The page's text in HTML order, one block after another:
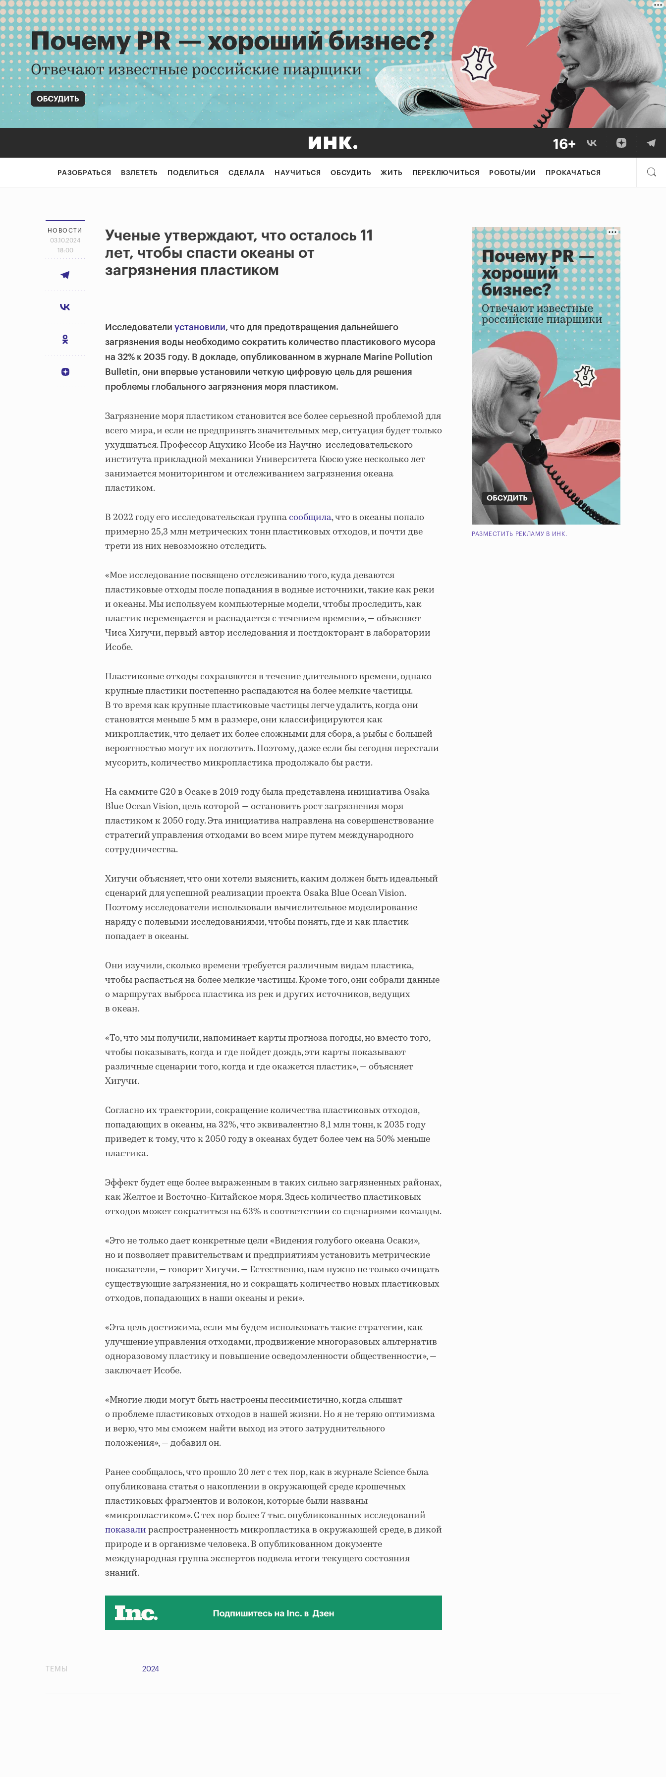
РАЗОБРАТЬСЯ ВЗЛЕТЕТЬ ПОДЕЛИТЬСЯ СДЕЛАЛА НАУЧИТЬСЯ ОБСУДИТЬ ЖИТЬ ПЕРЕКЛЮЧИТЬСЯ РОБОТЫ/ИИ ПРОКАЧАТЬСЯ
НОВОСТИ
03.10.2024
18:00
Ученые утверждают, что осталось 11
лет, чтобы спасти океаны от
загрязнения пластиком
Исследователи установили, что для предотвращения дальнейшего
загрязнения воды необходимо сократить количество пластикового мусора
на 32% к 2035 году. В докладе, опубликованном в журнале Marine Pollution
Bulletin, они впервые установили четкую цифровую цель для решения
проблемы глобального загрязнения моря пластиком.
Загрязнение моря пластиком становится все более серьезной проблемой для
всего мира, и если не предпринять значительных мер, ситуация будет только
ухудшаться. Профессор Ацухико Исобе из Научно-исследовательского
института прикладной механики Университета Кюсю уже несколько лет
занимается мониторингом и отслеживанием загрязнения океана
пластиком.
В 2022 году его исследовательская группасообщила, что в океаны попало
примерно 25,3 млн метрических тонн пластиковых отходов, и почти две
трети из них невозможно отследить.
«Мое исследование посвящено отслеживанию того, куда деваются
пластиковые отходы после попадания в водные источники, такие как реки
и океаны. Мы используем компьютерные модели, чтобы проследить, как
пластик перемещается и распадается с течением времени», — объясняет
Чиса Хигучи, первый автор исследования и постдокторант в лаборатории
Исобе.
Пластиковые отходы сохраняются в течение длительного времени, однако
крупные пластики постепенно распадаются на более мелкие частицы.
В то время как крупные пластиковые частицы легче удалить, когда они
становятся меньше 5 мм в размере, они классифицируются как
микропластик, что делает их более сложными для сбора, а рыбы с большей
вероятностью могут их поглотить. Поэтому, даже если бы сегодня перестали
мусорить, количество микропластика продолжало бы расти.
На саммите G20 в Осаке в 2019 году была представлена инициатива Osaka
Blue Ocean Vision, цель которой — остановить рост загрязнения моря
пластиком к 2050 году. Эта инициатива направлена на совершенствование
стратегий управления отходами во всем мире путем международного
сотрудничества.
Хигучи объясняет, что они хотели выяснить, каким должен быть идеальный
сценарий для успешной реализации проекта Osaka Blue Ocean Vision.
Поэтому исследователи использовали вычислительное моделирование
наряду с полевыми исследованиями, чтобы понять, где и как пластик
попадает в океаны.
Они изучили, сколько времени требуется различным видам пластика,
чтобы распасться на более мелкие частицы. Кроме того, они собрали данные
о маршрутах выброса пластика из рек и других источников, ведущих
в океан.
«То, что мы получили, напоминает карты прогноза погоды, но вместо того,
чтобы показывать, когда и где пойдет дождь, эти карты показывают
различные сценарии того, когда и где окажется пластик», — объясняет
Хигучи.
Согласно их траектории, сокращение количества пластиковых отходов,
попадающих в океаны, на 32%, что эквивалентно 8,1 млн тонн, к 2035 году
приведет к тому, что к 2050 году в океанах будет более чем на 50% меньше
пластика.
Эффект будет еще более выраженным в таких сильно загрязненных районах,
как Желтое и Восточно-Китайское моря. Здесь количество пластиковых
отходов может сократиться на 63% в соответствии со сценариями команды.
«Это не только дает конкретные цели «Видения голубого океана Осаки»,
но и позволяет правительствам и предприятиям установить метрические
показатели, — говорит Хигучи. — Естественно, нам нужно не только очищать
существующие загрязнения, но и сокращать количество новых пластиковых
отходов, попадающих в наши океаны и реки».
«Эта цель достижима, если мы будем использовать такие стратегии, как
улучшение управления отходами, продвижение многоразовых альтернатив
одноразовому пластику и повышение осведомленности общественности», —
заключает Исобе.
«Многие люди могут быть настроены пессимистично, когда слышат
о проблеме пластиковых отходов в нашей жизни. Но я не теряю оптимизма
и верю, что мы сможем найти выход из этого затруднительного
положения», — добавил он.
Ранее сообщалось, что прошло 20 лет с тех пор, как в журнале Science была
опубликована статья о накоплении в окружающей среде крошечных
пластиковых фрагментов и волокон, которые были названы
«микропластиком». С тех пор более 7 тыс. опубликованных исследований
показалираспространенность микропластика в окружающей среде, в дикой
природе и в организме человека. В опубликованном документе
международная группа экспертов подвела итоги текущего состояния
знаний.
РАЗМЕСТИТЬ РЕКЛАМУ В ИНК.
ТЕМЫ 2024